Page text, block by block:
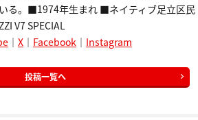
る。■1974年生まれ ■ネイティブ足立区民
V7 SPECIAL
｜ X｜ Facebook ｜ Instagram
投稿一覧へ